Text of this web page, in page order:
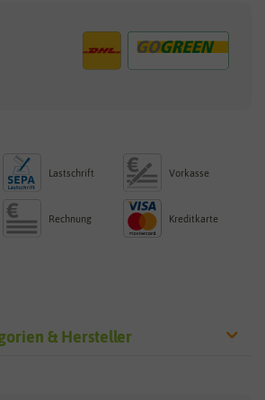
Lastschrift Vorkasse
Rechnung Kreditkarte
& Hersteller